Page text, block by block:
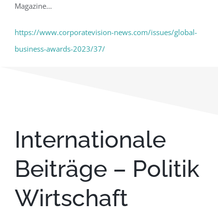
Magazine…
https://www.corporatevision-news.com/issues/global-
business-awards-2023/37/
Internationale
Beiträge – Politik
Wirtschaft